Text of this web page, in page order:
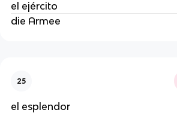
el ejército
die Armee
25
el esplendor